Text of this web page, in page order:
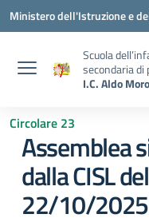
Vai ai contenuti
Vai al menu di navigazione
Vai al footer
Ministero dell'Istruzione e
Scuola
secondaria di
I.C. Aldo Moro
Circolare 23
Assemblea
dalla CISL
22/10/